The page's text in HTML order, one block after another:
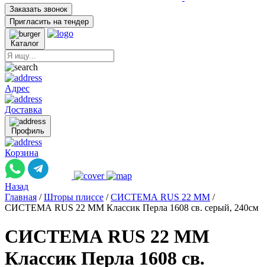
Заказать звонок
Пригласить на тендер
Каталог
Адрес
Доставка
Профиль
Корзина
Назад
Главная / Шторы плиссе / СИСТЕМА RUS 22 ММ /
СИСТЕМА RUS 22 ММ Классик Перла 1608 св. серый, 240см
СИСТЕМА RUS 22 ММ
Классик Перла 1608 св.